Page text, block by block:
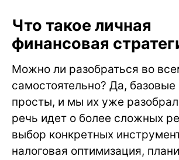
Что такое личная
финансовая
Можно ли разобраться во
самостоятельно? Да,
просты, и мы их уже
речь идет о более сложных
выбор конкретных
налоговая оптимизация,